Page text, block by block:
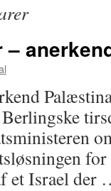
et Israel